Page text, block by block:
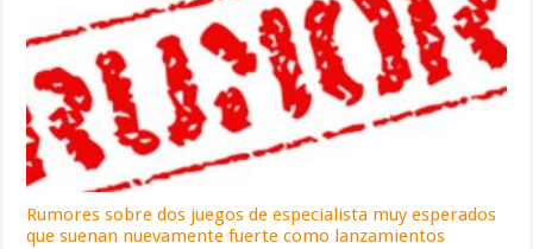
Rumores sobre dos juegos de especialista muy esperados
que suenan nuevamente fuerte como lanzamientos